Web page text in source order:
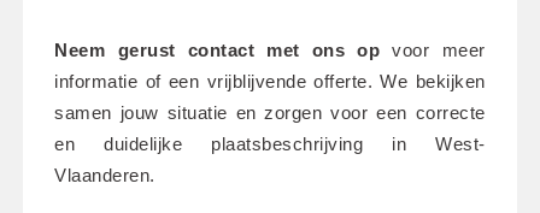
Neem gerust contact met ons op voor meer
informatie of een vrijblijvende offerte. We bekijken
samen jouw situatie en zorgen voor een correcte
en duidelijke plaatsbeschrijving in West-
Vlaanderen.